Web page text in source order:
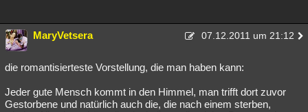
MaryVetsera 07.12.2011 um 21:12
die romantisierteste Vorstellung, die man haben kann:
Jeder gute Mensch kommt in den Himmel, man trifft dort zuvor
Gestorbene und natürlich auch die, die nach einem sterben,